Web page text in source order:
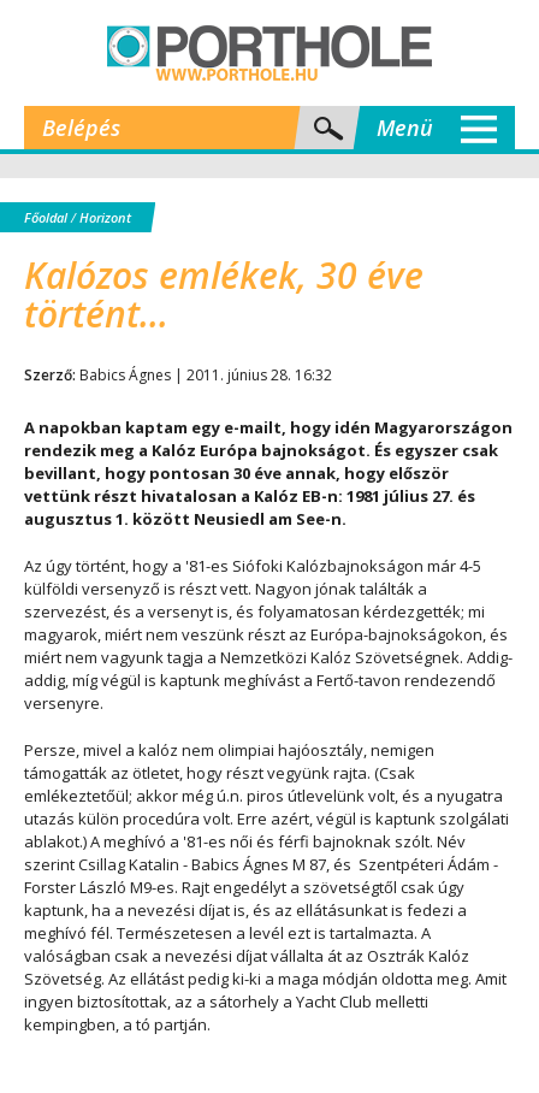
Belépés Menü
Főoldal/Horizont
Kalózos emlékek, 30 éve
történt...
Szerző: Babics Ágnes | 2011. június 28. 16:32
A napokban kaptam egy e-mailt, hogy idén Magyarországon
rendezik meg a Kalóz Európa bajnokságot. És egyszer csak
bevillant, hogy pontosan 30 éve annak, hogy először
vettünk részt hivatalosan a Kalóz EB-n: 1981 július 27. és
augusztus 1. között Neusiedl am See-n.
Az úgy történt, hogy a '81-es Siófoki Kalózbajnokságon már 4-5
külföldi versenyző is részt vett. Nagyon jónak találták a
szervezést, és a versenyt is, és folyamatosan kérdezgették; mi
magyarok, miért nem veszünk részt az Európa-bajnokságokon, és
miért nem vagyunk tagja a Nemzetközi Kalóz Szövetségnek. Addig-
addig, míg végül is kaptunk meghívást a Fertő-tavon rendezendő
versenyre.
Persze, mivel a kalóz nem olimpiai hajóosztály, nemigen
támogatták az ötletet, hogy részt vegyünk rajta. (Csak
emlékeztetőül; akkor még ú.n. piros útlevelünk volt, és a nyugatra
utazás külön procedúra volt. Erre azért, végül is kaptunk szolgálati
ablakot.) A meghívó a '81-es női és férfi bajnoknak szólt. Név
szerint Csillag Katalin - Babics Ágnes M 87, és Szentpéteri Ádám -
Forster László M9-es. Rajt engedélyt a szövetségtől csak úgy
kaptunk, ha a nevezési díjat is, és az ellátásunkat is fedezi a
meghívó fél. Természetesen a levél ezt is tartalmazta. A
valóságban csak a nevezési díjat vállalta át az Osztrák Kalóz
Szövetség. Az ellátást pedig ki-ki a maga módján oldotta meg. Amit
ingyen biztosítottak, az a sátorhely a Yacht Club melletti
kempingben, a tó partján.